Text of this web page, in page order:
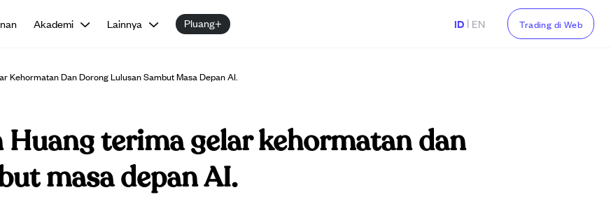
Akademi Lainnya Pluang+ ID | EN Trading di Web
Kehormatan Dan Dorong Lulusan Sambut Masa Depan AI.
Huang terima gelar kehormatan dan
masa depan AI.